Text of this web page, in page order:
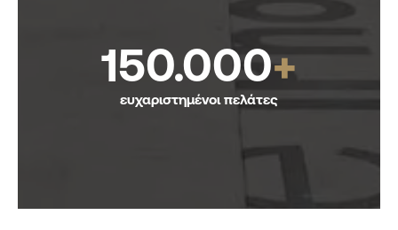
150.000+
ευχαριστημένοι πελάτες